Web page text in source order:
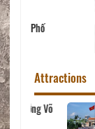
Attractions